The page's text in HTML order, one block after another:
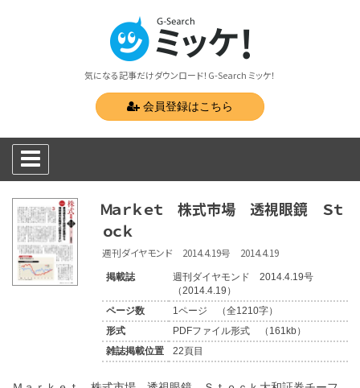
気になる記事だけダウンロード！G-Search ミッケ！
会員登録はこちら
Ｍａｒｋｅｔ 株式市場 透視眼鏡 Ｓｔ
ｏｃｋ
週刊ダイヤモンド 2014.4.19号 2014.4.19
掲載誌
週刊ダイヤモンド 2014.4.19号
（2014.4.19）
ページ数
1ページ （全1210字）
形式
PDFファイル形式 （161kb）
雑誌掲載位置
22頁目